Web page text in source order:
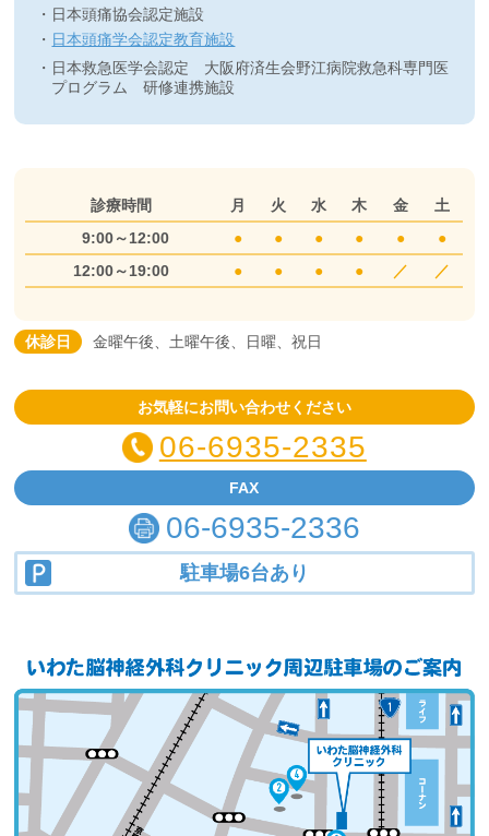
日本頭痛協会認定施設
日本頭痛学会認定教育施設
日本救急医学会認定 大阪府済生会野江病院救急科専門医
プログラム 研修連携施設
診療時間 月 火 水 木 金
土
9:00～12:00
● ● ● ● ●
●
12:00～19:00
● ● ● ● ／ ／
休診日 金曜午後、土曜午後、日曜、祝日
お気軽にお問い合わせください
06-6935-2335
FAX
06-6935-2336
駐車場6台あり